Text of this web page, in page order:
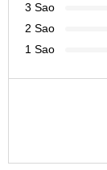
3 Sao
2 Sao
1 Sao